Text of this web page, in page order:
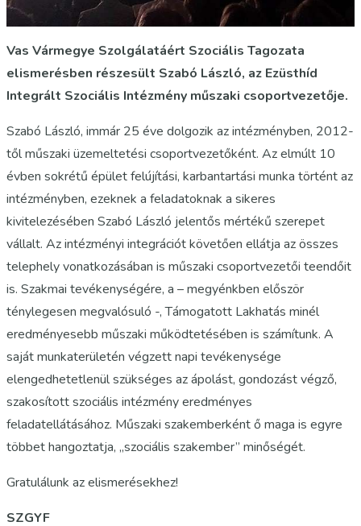
Vas Vármegye Szolgálatáért Szociális Tagozata
elismerésben részesült Szabó László, az Ezüsthíd
Integrált Szociális Intézmény műszaki csoportvezetője.
Szabó László, immár 25 éve dolgozik az intézményben, 2012-
től műszaki üzemeltetési csoportvezetőként. Az elmúlt 10
évben sokrétű épület felújítási, karbantartási munka történt az
intézményben, ezeknek a feladatoknak a sikeres
kivitelezésében Szabó László jelentős mértékű szerepet
vállalt. Az intézményi integrációt követően ellátja az összes
telephely vonatkozásában is műszaki csoportvezetői teendőit
is. Szakmai tevékenységére, a – megyénkben először
ténylegesen megvalósuló -, Támogatott Lakhatás minél
eredményesebb műszaki működtetésében is számítunk. A
saját munkaterületén végzett napi tevékenysége
elengedhetetlenül szükséges az ápolást, gondozást végző,
szakosított szociális intézmény eredményes
feladatellátásához. Műszaki szakemberként ő maga is egyre
többet hangoztatja, „szociális szakember” minőségét.
Gratulálunk az elismerésekhez!
SZGYF